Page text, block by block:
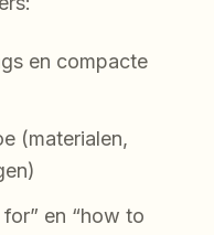
en compacte
(materialen,
en “how to